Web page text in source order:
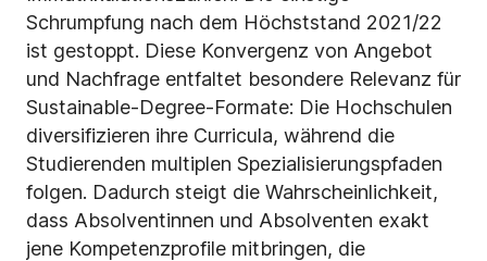
Schrumpfung nach dem Höchststand 2021/22
ist gestoppt. Diese Konvergenz von Angebot
und Nachfrage entfaltet besondere Relevanz für
Sustainable-Degree-Formate: Die Hochschulen
diversifizieren ihre Curricula, während die
Studierenden multiplen Spezialisierungspfaden
folgen. Dadurch steigt die Wahrscheinlichkeit,
dass Absolventinnen und Absolventen exakt
jene Kompetenzprofile mitbringen, die